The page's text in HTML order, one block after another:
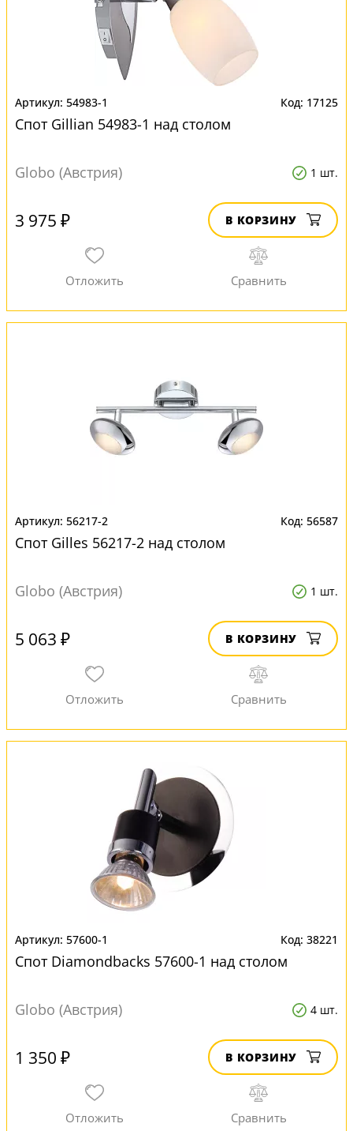
54983-1 17125
Спот Gillian 54983-1 над столом
Globo (Австрия) 1 шт.
3 975 ₽ В КОРЗИНУ
56217-2 56587
Спот Gilles 56217-2 над столом
Globo (Австрия) 1 шт.
5 063 ₽ В КОРЗИНУ
57600-1 38221
Спот Diamondbacks 57600-1 над столом
Globo (Австрия) 4 шт.
1 350 ₽ В КОРЗИНУ